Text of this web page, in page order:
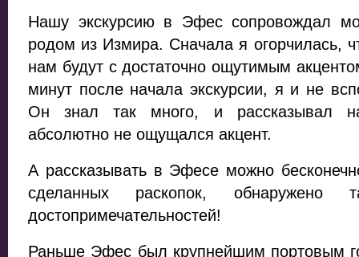
Нашу экскурсию в Эфес сопровождал
родом из Измира. Сначала я огорчилась,
нам будут с достаточно ощутимым
минут после начала экскурсии, я и не
Он знал так много, и рассказывал
абсолютно не ощущался акцент.
А рассказывать в Эфесе можно
сделанных раскопок, обнаружено
достопримечательностей!
Раньше Эфес был крупнейшим портовым